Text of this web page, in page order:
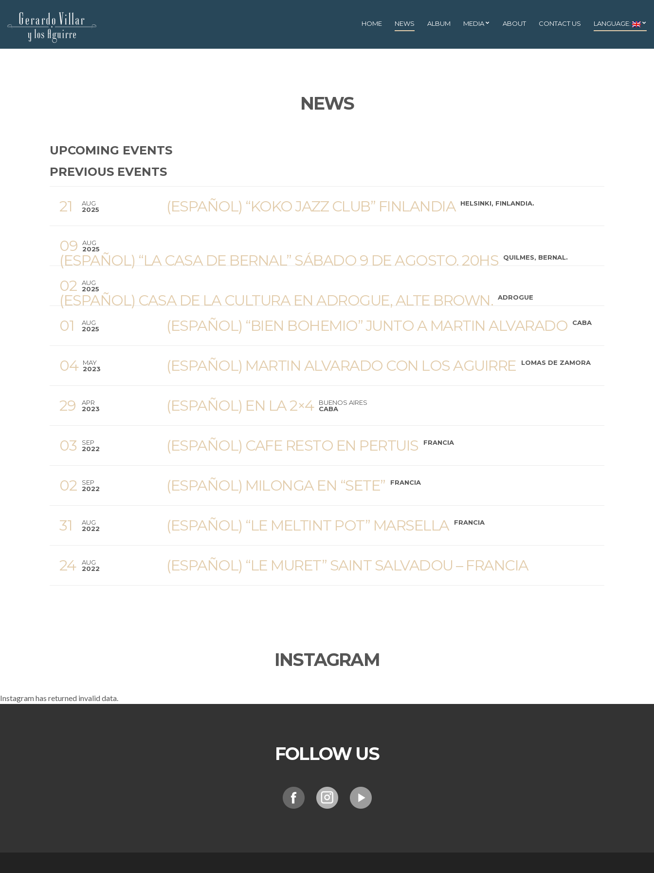
HOME NEWS ALBUM MEDIA ABOUT CONTACT US LANGUAGE:
NEWS
UPCOMING EVENTS
PREVIOUS EVENTS
21
AUG
2025
(ESPAÑOL) “KOKO JAZZ CLUB” FINLANDIA HELSINKI, FINLANDIA.
09
AUG
2025
(ESPAÑOL) “LA CASA DE BERNAL” SÁBADO 9 DE AGOSTO. 20HS QUILMES, BERNAL.
02
AUG
2025
(ESPAÑOL) CASA DE LA CULTURA EN ADROGUE, ALTE BROWN. ADROGUE
01
AUG
2025
(ESPAÑOL) “BIEN BOHEMIO” JUNTO A MARTIN ALVARADO CABA
04
MAY
2023
(ESPAÑOL) MARTIN ALVARADO CON LOS AGUIRRE LOMAS DE ZAMORA
29
APR
2023
(ESPAÑOL) EN LA 2×4
BUENOS AIRES
CABA
03
SEP
2022
(ESPAÑOL) CAFE RESTO EN PERTUIS FRANCIA
02
SEP
2022
(ESPAÑOL) MILONGA EN “SETE” FRANCIA
31
AUG
2022
(ESPAÑOL) “LE MELTINT POT” MARSELLA FRANCIA
24
AUG
2022
(ESPAÑOL) “LE MURET” SAINT SALVADOU – FRANCIA
INSTAGRAM
Instagram has returned invalid data.
FOLLOW US